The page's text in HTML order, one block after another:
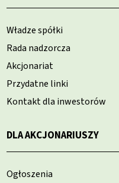
Władze spółki
Rada nadzorcza
Akcjonariat
Przydatne linki
Kontakt dla inwestorów
DLA AKCJONARIUSZY
Ogłoszenia